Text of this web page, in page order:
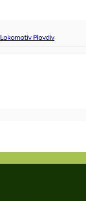
Lokomotiv Plovdiv